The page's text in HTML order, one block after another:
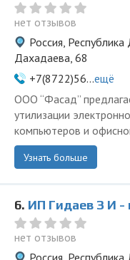
нет отзывов
Россия,
Дахадаева, 68
+7(8722)56...ещё
ООО “Фасад”
утилизации
компьютеров и
Узнать больше
6. ИП Гидаев З И -
нет отзывов
Россия,